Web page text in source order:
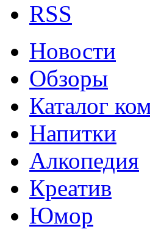
RSS
Новости
Обзоры
Каталог
Напитки
Алкопедия
Креатив
Юмор